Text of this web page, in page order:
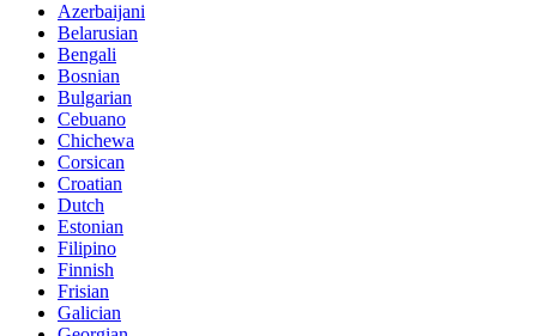
Azerbaijani
Belarusian
Bengali
Bosnian
Bulgarian
Cebuano
Chichewa
Corsican
Croatian
Dutch
Estonian
Filipino
Finnish
Frisian
Galician